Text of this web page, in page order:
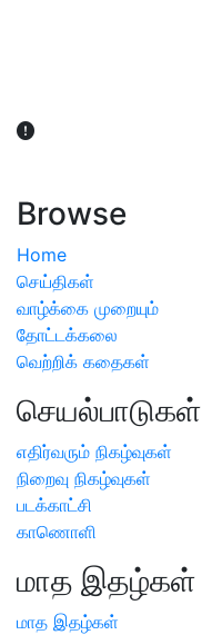
Browse
Home
செய்திகள்
வாழ்க்கை முறையும்
தோட்டக்கலை
வெற்றிக் கதைகள்
செயல்பாடுகள்
எதிர்வரும் நிகழ்வுகள்
நிறைவு நிகழ்வுகள்
படக்காட்சி
காணொளி
மாத இதழ்கள்
மாத இதழ்கள்